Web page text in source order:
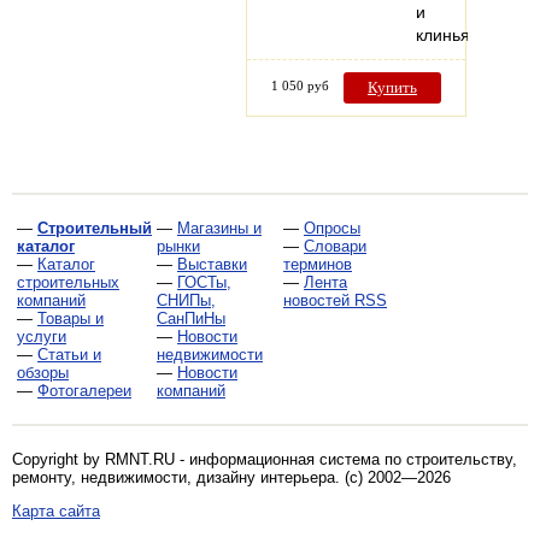
и
клиньями;
1 050 руб Купить
— Строительный
каталог
— Каталог
строительных
компаний
— Товары и
услуги
— Статьи и
обзоры
— Фотогалереи
— Магазины и
рынки
— Выставки
— ГОСТы,
СНИПы,
СанПиНы
— Новости
недвижимости
— Новости
компаний
— Опросы
— Словари
терминов
— Лента
новостей RSS
Copyright by RMNT.RU - информационная система по строительству,
ремонту, недвижимости, дизайну интерьера. (c) 2002—2026
Карта сайта